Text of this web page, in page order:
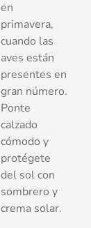
en
primavera,
cuando las
aves están
presentes en
gran número.
Ponte
calzado
cómodo y
protégete
del sol con
sombrero y
crema solar.